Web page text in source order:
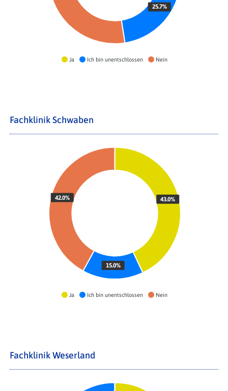
Ja Ich bin unentschlossen Nein
25.7%
Fachklinik Schwaben
Ja Ich bin unentschlossen Nein
43.0%
15.0%
42.0%
Fachklinik Weserland